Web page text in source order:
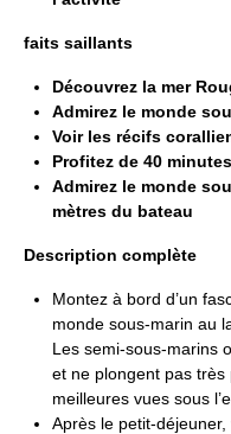
faits saillants
Découvrez la mer
Admirez le monde
Voir les récifs
Profitez de 40
Admirez le monde
mètres du bateau
Description complète
Montez à bord d’un
monde sous-marin au
Les semi-sous-marins
et ne plongent pas
meilleures vues sous
Après le petit-